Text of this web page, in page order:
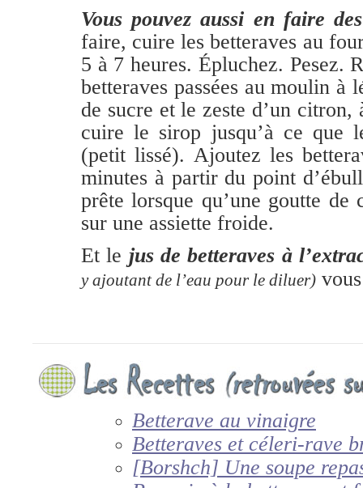
Vous pouvez aussi en faire
faire, cuire les betteraves au
5 à 7 heures. Épluchez. Pesez.
betteraves passées au moulin à
de sucre et le zeste d’un citron,
cuire le sirop jusqu’à ce que
(petit lissé). Ajoutez les
minutes à partir du point
prête lorsque qu’une goutte de
sur une assiette froide.
Et le jus de betteraves à
y ajoutant de l’eau pour le diluer)
Betterave au vinaigre
Betteraves et céleri-rave
[Borshch] Une soupe